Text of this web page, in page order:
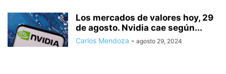
Los mercados de valores hoy, 29
de agosto. Nvidia cae según...
Carlos Mendoza - agosto 29, 2024